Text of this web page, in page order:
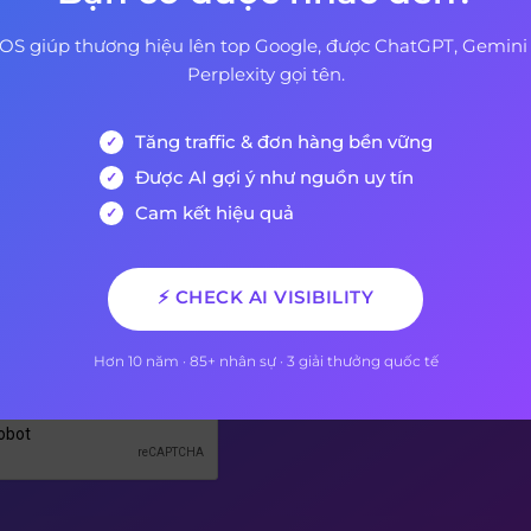
Nhận Bản Tin Của
sẽ là người đầu tiên biết khi có bài viết mới được xuất
giúp thương hiệu lên top Google, được ChatGPT, Gemini
Perplexity gọi tên.
Tăng traffic & đơn hàng bền vững
Được AI gợi ý như nguồn uy tín
Cam kết hiệu quả
⚡ CHECK AI VISIBILITY
Hơn 10 năm · 85+ nhân sự · 3 giải thưởng quốc tế